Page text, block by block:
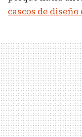
cascos de